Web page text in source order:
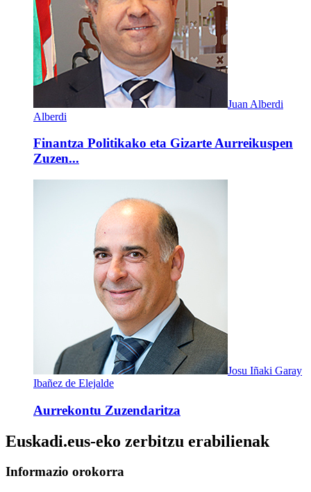
Juan Alberdi
Alberdi
Finantza Politikako eta Gizarte Aurreikuspen
Zuzen...
Josu Iñaki Garay
Ibañez de Elejalde
Aurrekontu Zuzendaritza
Euskadi.eus-eko zerbitzu erabilienak
Informazio orokorra